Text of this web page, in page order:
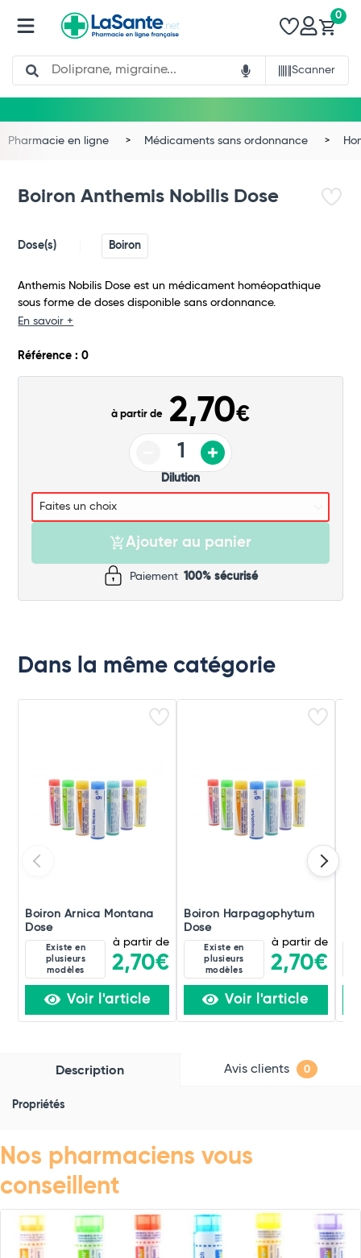
Search
Scanner
0
Total
Pharmacie en ligne Médicaments sans ordonnance
Boiron Anthemis Nobilis Dose
Dose(s) Boiron
Anthemis Nobilis Dose est un médicament homéopathique
sous forme de doses disponible sans ordonnance.
En savoir +
Référence : 0
à partir de 2,70€
Dilution
Ajouter au panier
Paiement 100% sécurisé
Dans la même catégorie
Boiron Arnica Montana
Dose
Existe en
plusieurs
modèles
à partir de
2,70€
Voir l'article
Boiron Harpagophytum
Dose
Existe en
plusieurs
modèles
à partir de
2,70€
Voir l'article
Description Avis clients 0
Propriétés
Nos pharmaciens vous
conseillent